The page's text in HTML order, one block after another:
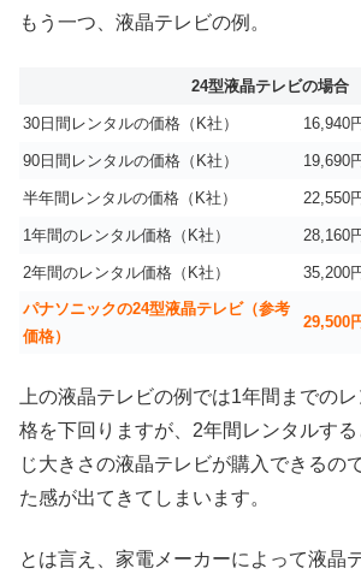
もう一つ、液晶テレビの例。
24型液晶テレビの場合
30日間レンタルの価格（K社） 16,940
90日間レンタルの価格（K社） 19,690
半年間レンタルの価格（K社） 22,550
1年間のレンタル価格（K社） 28,160
2年間のレンタル価格（K社）
35,200
パナソニックの24型液晶テレビ（参考
価格）
29,500
上の液晶テレビの例では1年間までの
格を下回りますが、2年間レンタルす
じ大きさの液晶テレビが購入できるの
た感が出てきてしまいます。
とは言え、家電メーカーによって液晶